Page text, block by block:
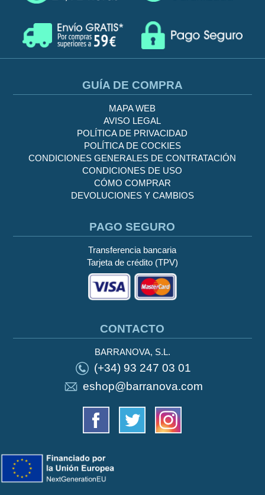
GUÍA DE COMPRA
MAPA WEB
AVISO LEGAL
POLÍTICA DE PRIVACIDAD
POLÍTICA DE COCKIES
CONDICIONES GENERALES DE CONTRATACIÓN
CONDICIONES DE USO
CÓMO COMPRAR
DEVOLUCIONES Y CAMBIOS
PAGO SEGURO
Transferencia bancaria
Tarjeta de crédito (TPV)
CONTACTO
BARRANOVA, S.L.
(+34) 93 247 03 01
eshop@barranova.com